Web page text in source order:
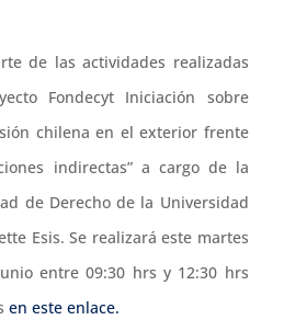
de las actividades realizadas
Fondecyt Iniciación sobre
chilena en el exterior frente
indirectas” a cargo de la
de Derecho de la Universidad
Esis. Se realizará este martes
entre 09:30 hrs y 12:30 hrs
en este enlace.